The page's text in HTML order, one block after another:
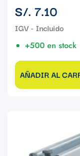
Precio
regular
S/. 7.10
+500 en stock
AÑADIR AL